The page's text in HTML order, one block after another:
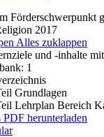
Förderschwerpunkt
2017
Alles zuklappen
und -inhalte
1
Grundlagen
Lehrplan Bereich
herunterladen